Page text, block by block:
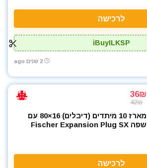
לרכישה
iBuyILKSP
2 שנים ago
36₪
42₪
מארז 10 מיתדים (דיבלים) 16×80 עם
שפה Fischer Expansion Plug SX
לרכישה